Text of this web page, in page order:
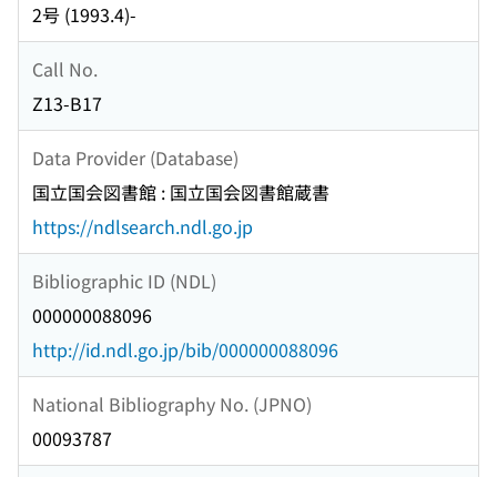
2号 (1993.4)-
Call No.
Z13-B17
Data Provider (Database)
国立国会図書館 : 国立国会図書館蔵書
https://ndlsearch.ndl.go.jp
Bibliographic ID (NDL)
000000088096
http://id.ndl.go.jp/bib/000000088096
National Bibliography No. (JPNO)
00093787